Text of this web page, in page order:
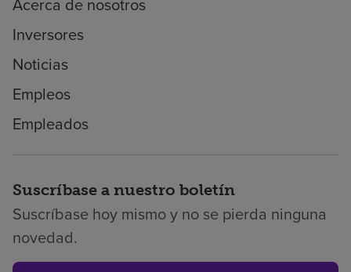
Acerca de nosotros
Inversores
Noticias
Empleos
Empleados
Suscríbase a nuestro boletín
Suscríbase hoy mismo y no se pierda ninguna
novedad.